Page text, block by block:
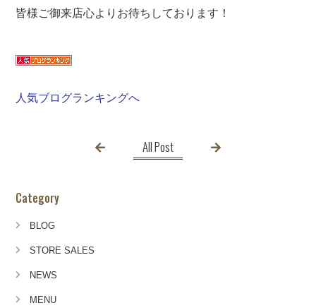
皆様ご御来店心よりお待ちしております！
人気ブログランキングへ
All Post
Category
BLOG
STORE SALES
NEWS
MENU